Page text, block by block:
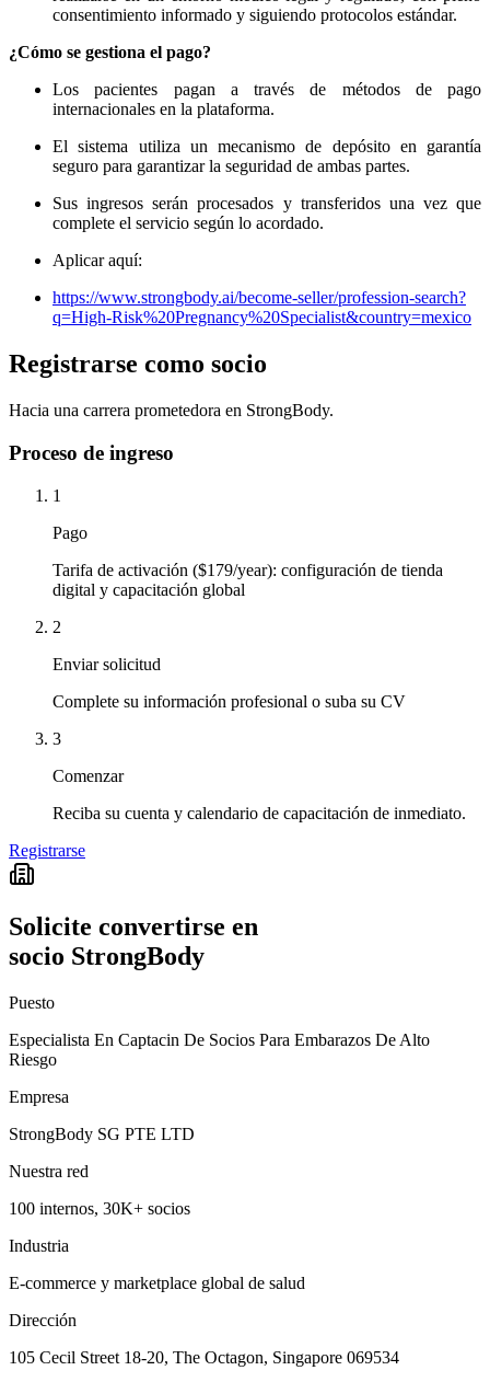
consentimiento informado y siguiendo protocolos estándar.
¿Cómo se gestiona el pago?
Los pacientes pagan a través de métodos de pago
internacionales en la plataforma.
El sistema utiliza un mecanismo de depósito en garantía
seguro para garantizar la seguridad de ambas partes.
Sus ingresos serán procesados ​​y transferidos una vez que
complete el servicio según lo acordado.
Aplicar aquí:
https://www.strongbody.ai/become-seller/profession-search?
q=High-Risk%20Pregnancy%20Specialist&country=mexico
Registrarse como socio
Hacia una carrera prometedora en StrongBody.
Proceso de ingreso
1
Pago
Tarifa de activación ($179/year): configuración de tienda
digital y capacitación global
2
Enviar solicitud
Complete su información profesional o suba su CV
3
Comenzar
Reciba su cuenta y calendario de capacitación de inmediato.
Registrarse
Solicite convertirse en
socio StrongBody
Puesto
Especialista En Captacin De Socios Para Embarazos De Alto
Riesgo
Empresa
StrongBody SG PTE LTD
Nuestra red
100 internos, 30K+ socios
Industria
E-commerce y marketplace global de salud
Dirección
105 Cecil Street 18-20, The Octagon, Singapore 069534